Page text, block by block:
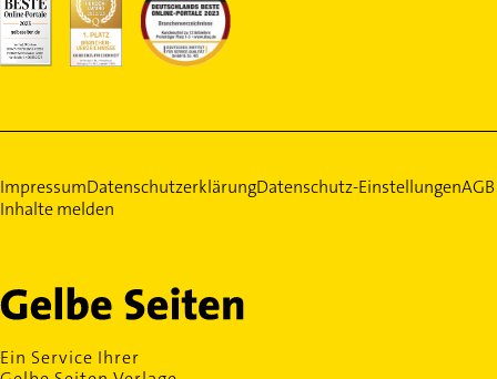
ImpressumDatenschutzerklärungDatenschutz-EinstellungenAGB
Inhalte melden
Ein Service Ihrer